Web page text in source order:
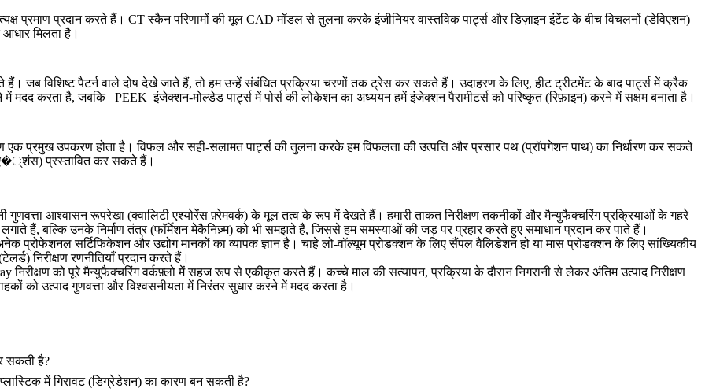
प्रमाण प्रदान करते हैं। CT स्कैन परिणामों की मूल CAD मॉडल से तुलना करके इंजीनियर वास्तविक पार्ट्स और डिज़ाइन इंटेंट के बीच विचलनों (डेविएशन)
मिलता है।
हैं। जब विशिष्ट पैटर्न वाले दोष देखे जाते हैं, तो हम उन्हें संबंधित प्रक्रिया चरणों तक ट्रेस कर सकते हैं। उदाहरण के लिए,हीट ट्रीटमेंटके बाद पार्ट्स में क्रैक
में मदद करता है, जबकि PEEK इंजेक्शन-मोल्डेड पार्ट्स में पोर्स की लोकेशन का अध्ययन हमें इंजेक्शन पैरामीटर्स को परिष्कृत (रिफ़ाइन) करने में सक्षम बनाता है।
एक प्रमुख उपकरण होता है। विफल और सही-सलामत पार्ट्स की तुलना करके हम विफलता की उत्पत्ति और प्रसार पथ (प्रॉपगेशन पाथ) का निर्धारण कर सकते
ए�्शंस) प्रस्तावित कर सकते हैं।
गुणवत्ता आश्वासन रूपरेखा (क्वालिटी एश्योरेंस फ़्रेमवर्क) के मूल तत्व के रूप में देखते हैं। हमारी ताकत निरीक्षण तकनीकों और मैन्युफैक्चरिंग प्रक्रियाओं के गहरे
हैं, बल्कि उनके निर्माण तंत्र (फॉर्मेशन मेकैनिज़्म) को भी समझते हैं, जिससे हम समस्याओं की जड़ पर प्रहार करते हुए समाधान प्रदान कर पाते हैं।
प्रोफेशनल सर्टिफिकेशन और उद्योग मानकों का व्यापक ज्ञान है। चाहेलो-वॉल्यूम प्रोडक्शनके लिए सैंपल वैलिडेशन हो या मास प्रोडक्शन के लिए सांख्यिकीय
निरीक्षण रणनीतियाँ प्रदान करते हैं।
को पूरे मैन्युफैक्चरिंग वर्कफ़्लो में सहज रूप से एकीकृत करते हैं। कच्चे माल की सत्यापन, प्रक्रिया के दौरान निगरानी से लेकर अंतिम उत्पाद निरीक्षण
को उत्पाद गुणवत्ता और विश्वसनीयता में निरंतर सुधार करने में मदद करता है।
सकती है?
प्लास्टिक में गिरावट (डिग्रेडेशन) का कारण बन सकती है?